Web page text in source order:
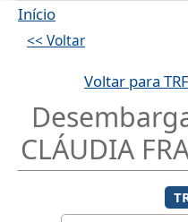
Início
<< Voltar
Voltar para
CLÁUDIA